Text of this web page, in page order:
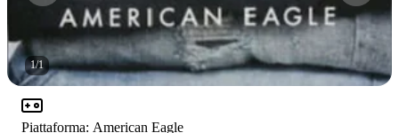
1/1
Piattaforma: American Eagle